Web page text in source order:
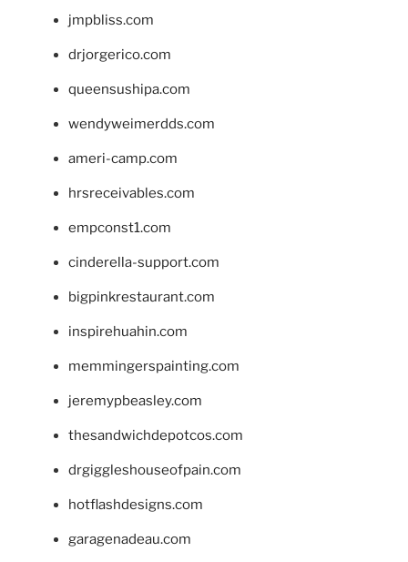
jmpbliss.com
drjorgerico.com
queensushipa.com
wendyweimerdds.com
ameri-camp.com
hrsreceivables.com
empconst1.com
cinderella-support.com
bigpinkrestaurant.com
inspirehuahin.com
memmingerspainting.com
jeremypbeasley.com
thesandwichdepotcos.com
drgiggleshouseofpain.com
hotflashdesigns.com
garagenadeau.com